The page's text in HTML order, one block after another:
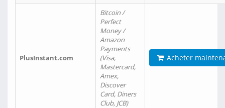
PlusInstant.com
Bitcoin /
Perfect
Money /
Amazon
Payments
(Visa,
Mastercard,
Amex,
Discover
Card, Diners
Club, JCB)
Acheter